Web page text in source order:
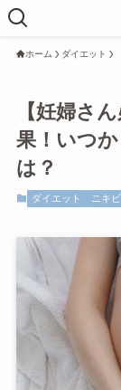
ホーム ダイエット
【妊婦さ
果！いつ
は？
ダイエット ニキ